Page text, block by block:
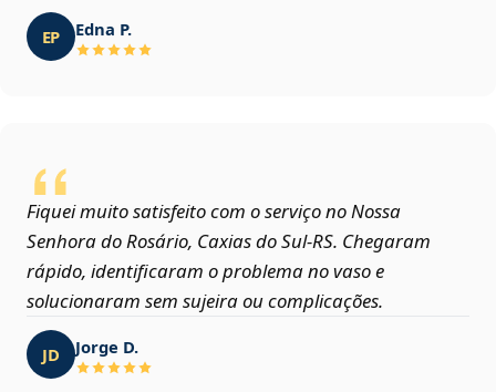
EP Edna P.
Fiquei muito satisfeito com o serviço no Nossa
Senhora do Rosário, Caxias do Sul‑RS. Chegaram
rápido, identificaram o problema no vaso e
solucionaram sem sujeira ou complicações.
JD Jorge D.